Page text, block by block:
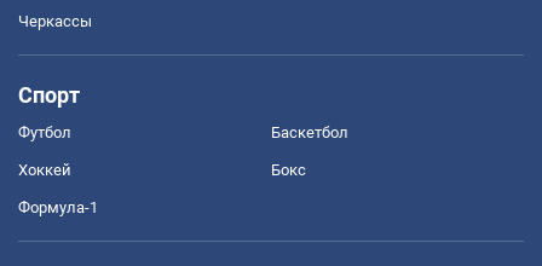
Черкассы
Спорт
Футбол Баскетбол
Хоккей Бокс
Формула-1